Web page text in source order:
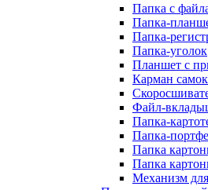
Папка с
Папка-
Папка-
Папка-уголок
Планшет с
Карман
Файл-
Папка-
Папка-
Папка
Папка
Механизм